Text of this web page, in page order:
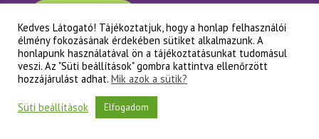
Copyright © Napfényes Élet Alapítvány
Kedves Látogató! Tájékoztatjuk, hogy a honlap felhasználói
élmény fokozásának érdekében sütiket alkalmazunk. A
honlapunk használatával ön a tájékoztatásunkat tudomásul
veszi. Az "Süti beállítások" gombra kattintva ellenőrzött
hozzájárulást adhat. Mik azok a sütik?
Süti beállítások Elfogadom